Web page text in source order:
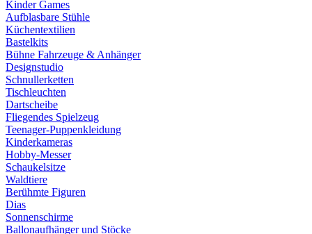
Kinder Games
Aufblasbare Stühle
Küchentextilien
Bastelkits
Bühne Fahrzeuge & Anhänger
Designstudio
Schnullerketten
Tischleuchten
Dartscheibe
Fliegendes Spielzeug
Teenager-Puppenkleidung
Kinderkameras
Hobby-Messer
Schaukelsitze
Waldtiere
Berühmte Figuren
Dias
Sonnenschirme
Ballonaufhänger und Stöcke